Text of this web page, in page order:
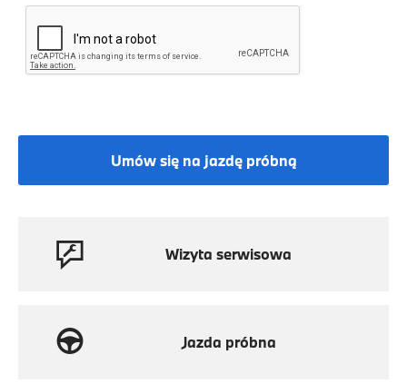
Umów się na jazdę próbną
Wizyta serwisowa
Jazda próbna